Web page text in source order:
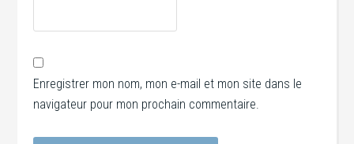
Enregistrer mon nom, mon e-mail et mon site dans le
navigateur pour mon prochain commentaire.